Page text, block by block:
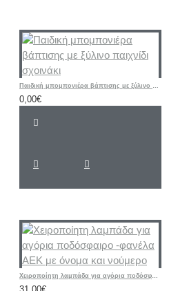
Παιδική μπομπονιέρα βάπτισης με ξύλινο παιχνίδι σχοινάκι
0,00€
Χειροποίητη λαμπάδα για αγόρια ποδόσφαιρο -φανέλα ΑΕΚ με όνομα και νούμερο